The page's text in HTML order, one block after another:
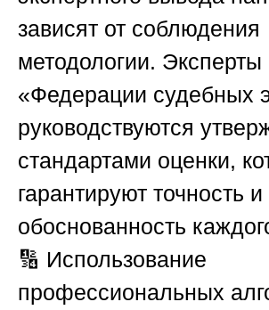
зависят от соблюдения
методологии. Эксперты
«Федерации судебных
руководствуются
стандартами оценки,
гарантируют точность и
обоснованность
🔢 Использование
профессиональных